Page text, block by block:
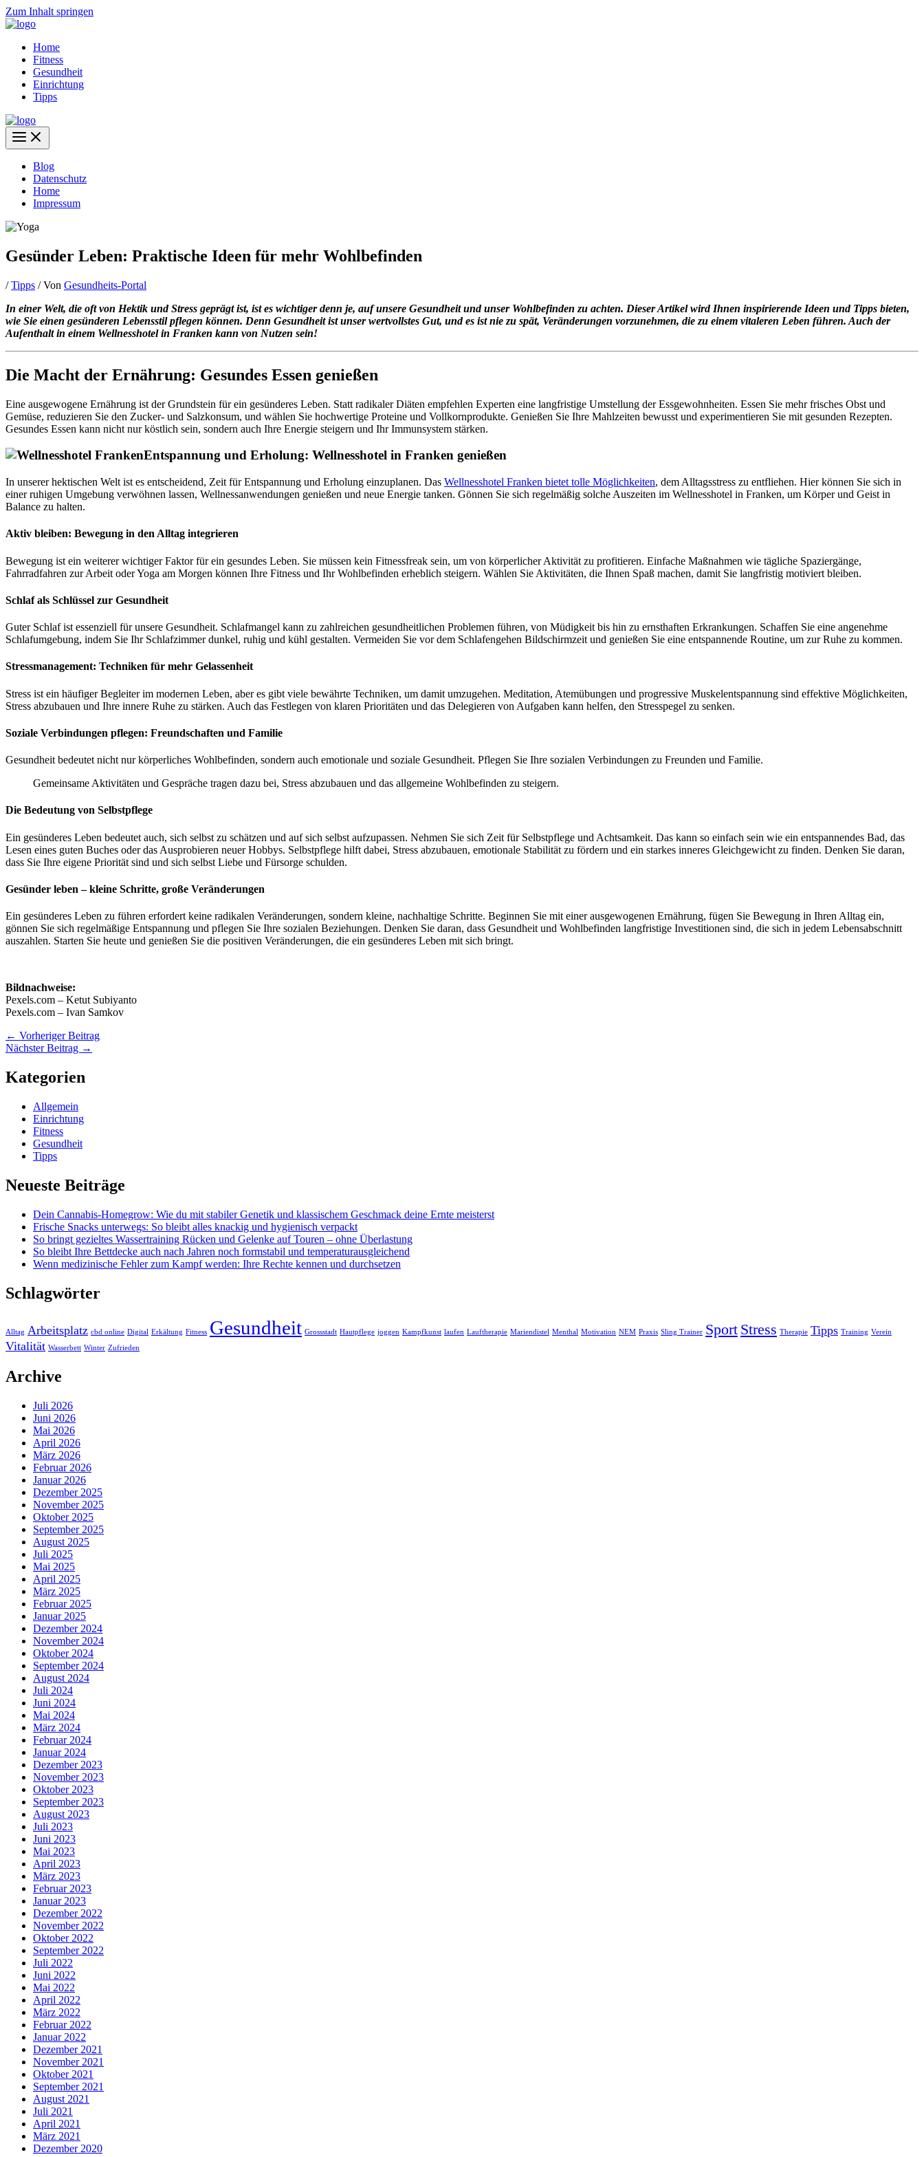
Zum Inhalt springen
Home
Fitness
Gesundheit
Einrichtung
Tipps
Blog
Datenschutz
Home
Impressum
Gesünder Leben: Praktische Ideen für mehr Wohlbefinden
/Tipps / Von Gesundheits-Portal
In einer Welt, die oft von Hektik und Stress geprägt ist, ist es wichtiger denn je, auf unsere Gesundheit und unser Wohlbefinden zu achten. Dieser Artikel wird Ihnen inspirierende Ideen und Tipps bieten,
wie Sie einen gesünderen Lebensstil pflegen können. Denn Gesundheit ist unser wertvollstes Gut, und es ist nie zu spät, Veränderungen vorzunehmen, die zu einem vitaleren Leben führen. Auch der
Aufenthalt in einem Wellnesshotel in Franken kann von Nutzen sein!
Die Macht der Ernährung: Gesundes Essen genießen
Eine ausgewogene Ernährung ist der Grundstein für ein gesünderes Leben. Statt radikaler Diäten empfehlen Experten eine langfristige Umstellung der Essgewohnheiten. Essen Sie mehr frisches Obst und
Gemüse, reduzieren Sie den Zucker- und Salzkonsum, und wählen Sie hochwertige Proteine und Vollkornprodukte. Genießen Sie Ihre Mahlzeiten bewusst und experimentieren Sie mit gesunden Rezepten.
Gesundes Essen kann nicht nur köstlich sein, sondern auch Ihre Energie steigern und Ihr Immunsystem stärken.
Entspannung und Erholung: Wellnesshotel in Franken genießen
In unserer hektischen Welt ist es entscheidend, Zeit für Entspannung und Erholung einzuplanen. Das Wellnesshotel Franken bietet tolle Möglichkeiten, dem Alltagsstress zu entfliehen. Hier können Sie sich in
einer ruhigen Umgebung verwöhnen lassen, Wellnessanwendungen genießen und neue Energie tanken. Gönnen Sie sich regelmäßig solche Auszeiten im Wellnesshotel in Franken, um Körper und Geist in
Balance zu halten.
Aktiv bleiben: Bewegung in den Alltag integrieren
Bewegung ist ein weiterer wichtiger Faktor für ein gesundes Leben. Sie müssen kein Fitnessfreak sein, um von körperlicher Aktivität zu profitieren. Einfache Maßnahmen wie tägliche Spaziergänge,
Fahrradfahren zur Arbeit oder Yoga am Morgen können Ihre Fitness und Ihr Wohlbefinden erheblich steigern. Wählen Sie Aktivitäten, die Ihnen Spaß machen, damit Sie langfristig motiviert bleiben.
Schlaf als Schlüssel zur Gesundheit
Guter Schlaf ist essenziell für unsere Gesundheit. Schlafmangel kann zu zahlreichen gesundheitlichen Problemen führen, von Müdigkeit bis hin zu ernsthaften Erkrankungen. Schaffen Sie eine angenehme
Schlafumgebung, indem Sie Ihr Schlafzimmer dunkel, ruhig und kühl gestalten. Vermeiden Sie vor dem Schlafengehen Bildschirmzeit und genießen Sie eine entspannende Routine, um zur Ruhe zu kommen.
Stressmanagement: Techniken für mehr Gelassenheit
Stress ist ein häufiger Begleiter im modernen Leben, aber es gibt viele bewährte Techniken, um damit umzugehen. Meditation, Atemübungen und progressive Muskelentspannung sind effektive Möglichkeiten,
Stress abzubauen und Ihre innere Ruhe zu stärken. Auch das Festlegen von klaren Prioritäten und das Delegieren von Aufgaben kann helfen, den Stresspegel zu senken.
Soziale Verbindungen pflegen: Freundschaften und Familie
Gesundheit bedeutet nicht nur körperliches Wohlbefinden, sondern auch emotionale und soziale Gesundheit. Pflegen Sie Ihre sozialen Verbindungen zu Freunden und Familie.
Gemeinsame Aktivitäten und Gespräche tragen dazu bei, Stress abzubauen und das allgemeine Wohlbefinden zu steigern.
Die Bedeutung von Selbstpflege
Ein gesünderes Leben bedeutet auch, sich selbst zu schätzen und auf sich selbst aufzupassen. Nehmen Sie sich Zeit für Selbstpflege und Achtsamkeit. Das kann so einfach sein wie ein entspannendes Bad, das
Lesen eines guten Buches oder das Ausprobieren neuer Hobbys. Selbstpflege hilft dabei, Stress abzubauen, emotionale Stabilität zu fördern und ein starkes inneres Gleichgewicht zu finden. Denken Sie daran,
dass Sie Ihre eigene Priorität sind und sich selbst Liebe und Fürsorge schulden.
Gesünder leben – kleine Schritte, große Veränderungen
Ein gesünderes Leben zu führen erfordert keine radikalen Veränderungen, sondern kleine, nachhaltige Schritte. Beginnen Sie mit einer ausgewogenen Ernährung, fügen Sie Bewegung in Ihren Alltag ein,
gönnen Sie sich regelmäßige Entspannung und pflegen Sie Ihre sozialen Beziehungen. Denken Sie daran, dass Gesundheit und Wohlbefinden langfristige Investitionen sind, die sich in jedem Lebensabschnitt
auszahlen. Starten Sie heute und genießen Sie die positiven Veränderungen, die ein gesünderes Leben mit sich bringt.
Bildnachweise:
Pexels.com – Ketut Subiyanto
Pexels.com – Ivan Samkov
← Vorheriger Beitrag
Nächster Beitrag →
Kategorien
Allgemein
Einrichtung
Fitness
Gesundheit
Tipps
Neueste Beiträge
Dein Cannabis-Homegrow: Wie du mit stabiler Genetik und klassischem Geschmack deine Ernte meisterst
Frische Snacks unterwegs: So bleibt alles knackig und hygienisch verpackt
So bringt gezieltes Wassertraining Rücken und Gelenke auf Touren – ohne Überlastung
So bleibt Ihre Bettdecke auch nach Jahren noch formstabil und temperaturausgleichend
Wenn medizinische Fehler zum Kampf werden: Ihre Rechte kennen und durchsetzen
Schlagwörter
Alltag Arbeitsplatz cbd online Digital Erkältung Fitness Gesundheit Grossstadt Hautpflege joggen Kampfkunst laufen Lauftherapie Mariendistel Menthal Motivation NEM Praxis Sling Trainer Sport Stress Therapie Tipps Training Verein
Vitalität Wasserbett Winter Zufrieden
Archive
Juli 2026
Juni 2026
Mai 2026
April 2026
März 2026
Februar 2026
Januar 2026
Dezember 2025
November 2025
Oktober 2025
September 2025
August 2025
Juli 2025
Mai 2025
April 2025
März 2025
Februar 2025
Januar 2025
Dezember 2024
November 2024
Oktober 2024
September 2024
August 2024
Juli 2024
Juni 2024
Mai 2024
März 2024
Februar 2024
Januar 2024
Dezember 2023
November 2023
Oktober 2023
September 2023
August 2023
Juli 2023
Juni 2023
Mai 2023
April 2023
März 2023
Februar 2023
Januar 2023
Dezember 2022
November 2022
Oktober 2022
September 2022
Juli 2022
Juni 2022
Mai 2022
April 2022
März 2022
Februar 2022
Januar 2022
Dezember 2021
November 2021
Oktober 2021
September 2021
August 2021
Juli 2021
April 2021
März 2021
Dezember 2020